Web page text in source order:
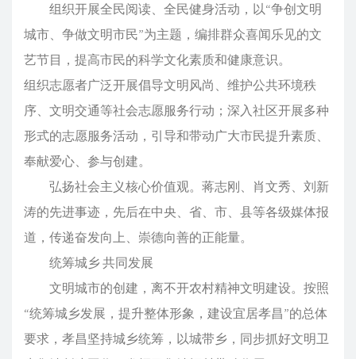
组织开展全民阅读、全民健身活动，以“争创文明
城市、争做文明市民”为主题，编排群众喜闻乐见的文
艺节目，提高市民的科学文化素质和健康意识。
组织志愿者广泛开展倡导文明风尚、维护公共环境秩
序、文明交通等社会志愿服务行动；深入社区开展多种
形式的志愿服务活动，引导和带动广大市民提升素质、
奉献爱心、参与创建。
弘扬社会主义核心价值观。蒋志刚、肖文秀、刘新
涛的先进事迹，先后在中央、省、市、县等各级媒体报
道，传递奋发向上、崇德向善的正能量。
统筹城乡 共同发展
文明城市的创建，离不开农村精神文明建设。按照
“统筹城乡发展，提升整体形象，建设宜居孝昌”的总体
要求，孝昌坚持城乡统筹，以城带乡，同步抓好文明卫